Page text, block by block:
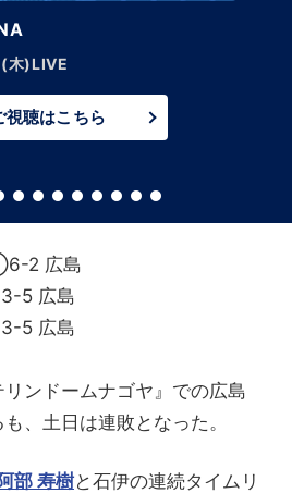
】
～
視聴はこちら
2 広島
5 広島
5 広島
ンドームナゴヤ』での広島
、土日は連敗となった。
部 寿樹と石伊の連続タイムリ